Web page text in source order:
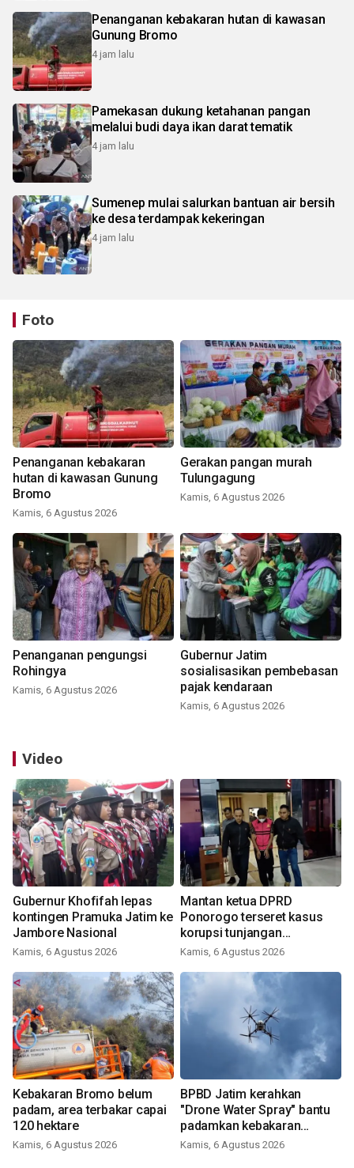
Penanganan kebakaran hutan di kawasan
Gunung Bromo
4 jam lalu
Pamekasan dukung ketahanan pangan
melalui budi daya ikan darat tematik
4 jam lalu
Sumenep mulai salurkan bantuan air bersih
ke desa terdampak kekeringan
4 jam lalu
Foto
Penanganan kebakaran
hutan di kawasan Gunung
Bromo
Kamis, 6 Agustus 2026
Gerakan pangan murah
Tulungagung
Kamis, 6 Agustus 2026
Penanganan pengungsi
Rohingya
Kamis, 6 Agustus 2026
Gubernur Jatim
sosialisasikan pembebasan
pajak kendaraan
Kamis, 6 Agustus 2026
Video
Gubernur Khofifah lepas
kontingen Pramuka Jatim ke
Jambore Nasional
Kamis, 6 Agustus 2026
Mantan ketua DPRD
Ponorogo terseret kasus
korupsi tunjangan
perumahan
Kamis, 6 Agustus 2026
Kebakaran Bromo belum
padam, area terbakar capai
120 hektare
Kamis, 6 Agustus 2026
BPBD Jatim kerahkan
"Drone Water Spray" bantu
padamkan kebakaran
Bromo
Kamis, 6 Agustus 2026